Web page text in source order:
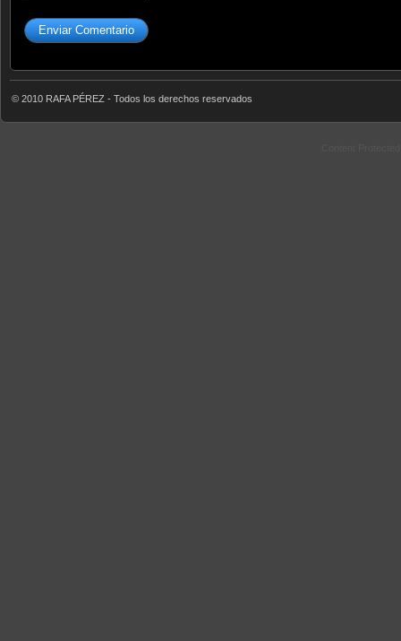
© 2010 RAFA PÉREZ - Todos los derechos reservados